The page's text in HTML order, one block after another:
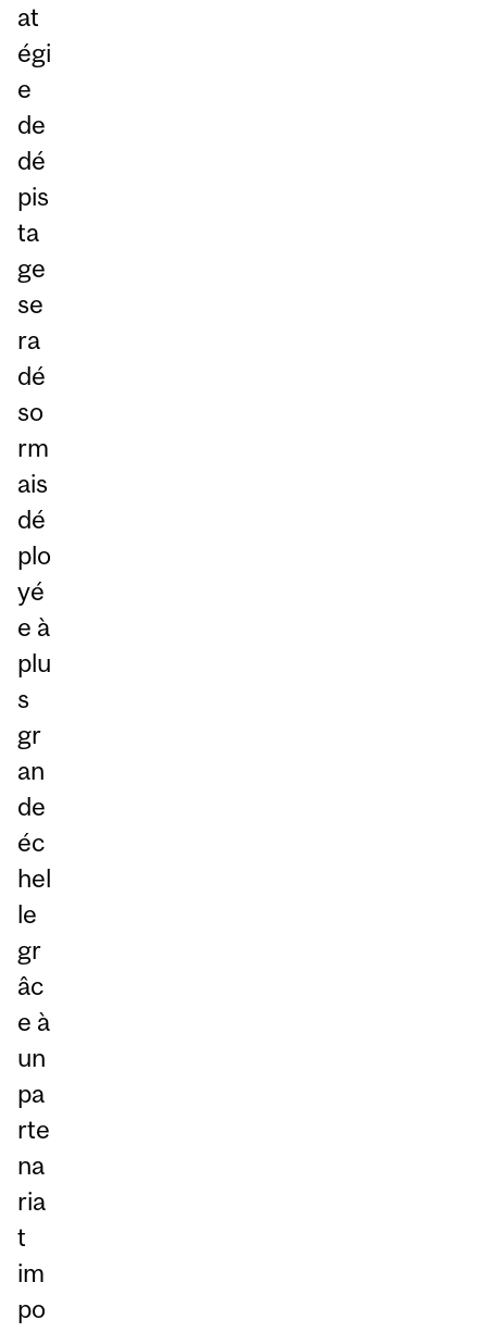
at
égi
e
de
dé
pis
ta
ge
se
ra
dé
so
rm
ais
dé
plo
yé
e à
plu
s
gr
an
de
éc
hel
le
gr
âc
e à
un
pa
rte
na
ria
t
im
po